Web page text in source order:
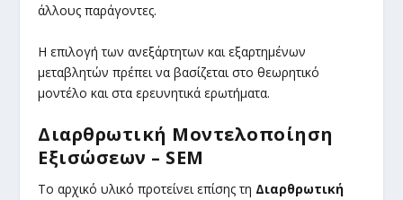
άλλους παράγοντες.
Η επιλογή των ανεξάρτητων και εξαρτημένων
μεταβλητών πρέπει να βασίζεται στο θεωρητικό
μοντέλο και στα ερευνητικά ερωτήματα.
Διαρθρωτική Μοντελοποίηση
Εξισώσεων – SEM
Το αρχικό υλικό προτείνει επίσης τη Διαρθρωτική